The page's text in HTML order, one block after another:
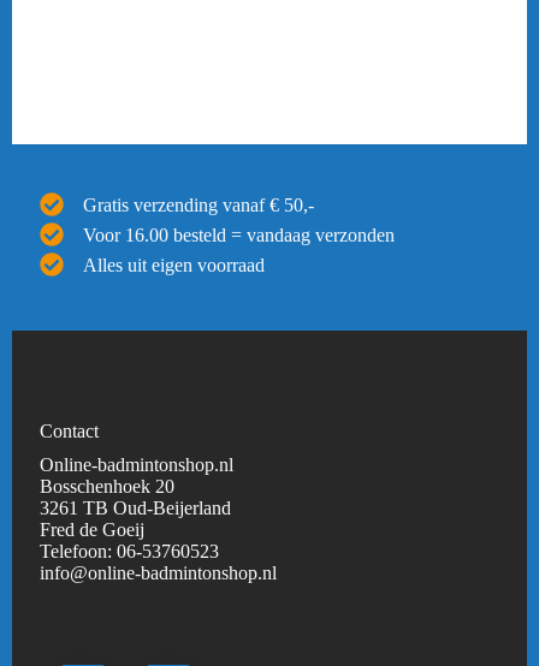
Gratis verzending vanaf € 50,-
Voor 16.00 besteld = vandaag verzonden
Alles uit eigen voorraad
Contact
Online-badmintonshop.nl
Bosschenhoek 20
3261 TB Oud-Beijerland
Fred de Goeij
Telefoon:06-53760523
info@online-badmintonshop.nl